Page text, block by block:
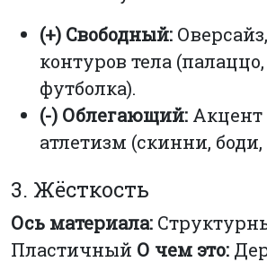
(+) Свободный:
контуров тела
футболка).
(-) Облегающий: Акцент
атлетизм (скинни,
3. Жёсткость
Ось материала:
Пластичный О чем это: